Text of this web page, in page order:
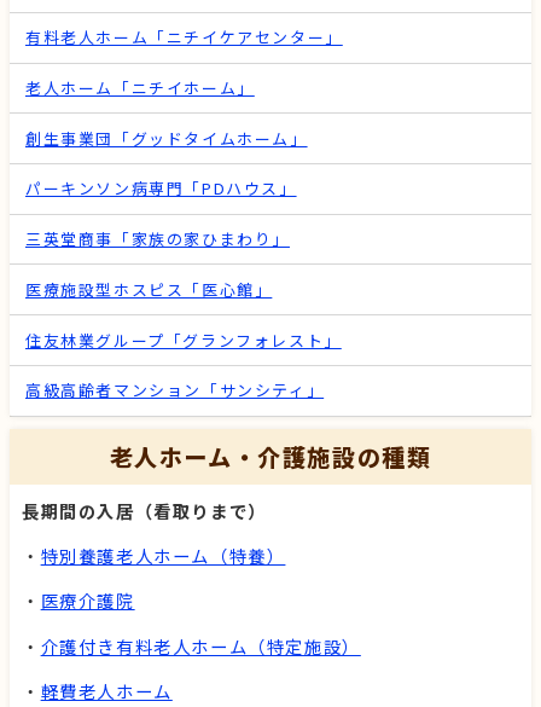
有料老人ホーム「ニチイケアセンター」
老人ホーム「ニチイホーム」
創生事業団「グッドタイムホーム」
パーキンソン病専門「PDハウス」
三英堂商事「家族の家ひまわり」
医療施設型ホスピス「医心館」
住友林業グループ「グランフォレスト」
高級高齢者マンション「サンシティ」
老人ホーム・介護施設の種類
長期間の入居（看取りまで）
・ 特別養護老人ホーム（特養）
・ 医療介護院
・ 介護付き有料老人ホーム（特定施設）
・ 軽費老人ホーム